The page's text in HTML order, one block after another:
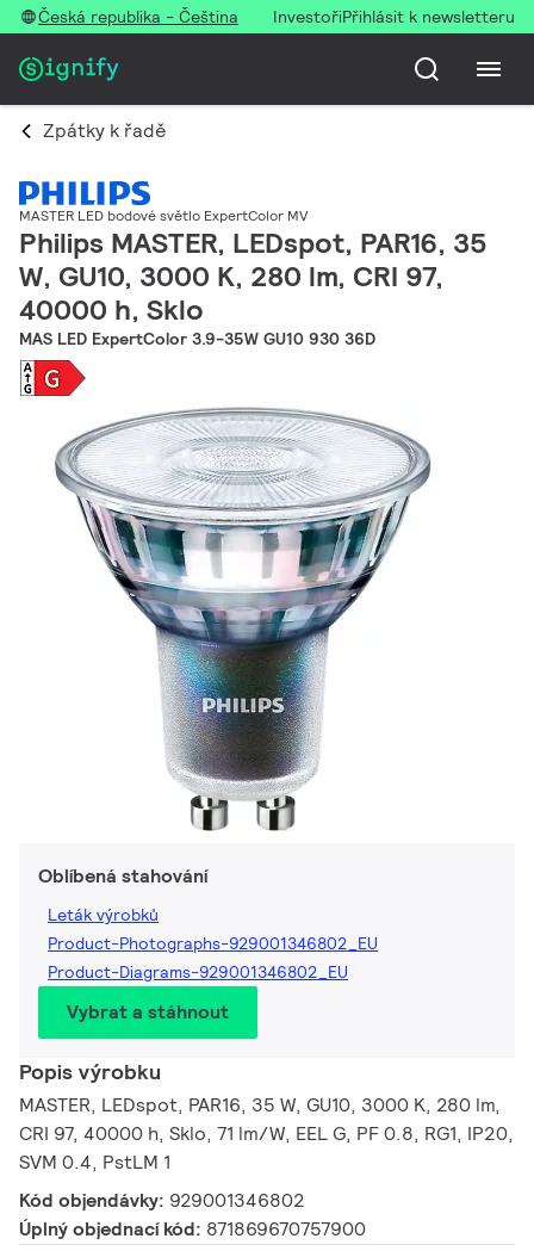
Česká republika - Čeština InvestořiPřihlásit k newsletteru
Zpátky k řadě
MASTER LED bodové světlo ExpertColor MV
Philips MASTER, LEDspot, PAR16, 35
W, GU10, 3000 K, 280 lm, CRI 97,
40000 h, Sklo
MAS LED ExpertColor 3.9-35W GU10 930 36D
Oblíbená stahování
Leták výrobků
Product-Photographs-929001346802_EU
Product-Diagrams-929001346802_EU
Vybrat a stáhnout
Popis výrobku
MASTER, LEDspot, PAR16, 35 W, GU10, 3000 K, 280 lm,
CRI 97, 40000 h, Sklo, 71 lm/W, EEL G, PF 0.8, RG1, IP20,
SVM 0.4, PstLM 1
Kód objendávky: 929001346802
Úplný objednací kód: 871869670757900